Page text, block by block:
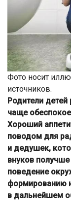
Фото носит
источников.
Родители
чаще
Хороший
поводом для
и дедушек,
внуков
поведение
формированию
в дальнейшем